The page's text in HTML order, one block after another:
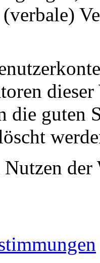
dieser
die guten